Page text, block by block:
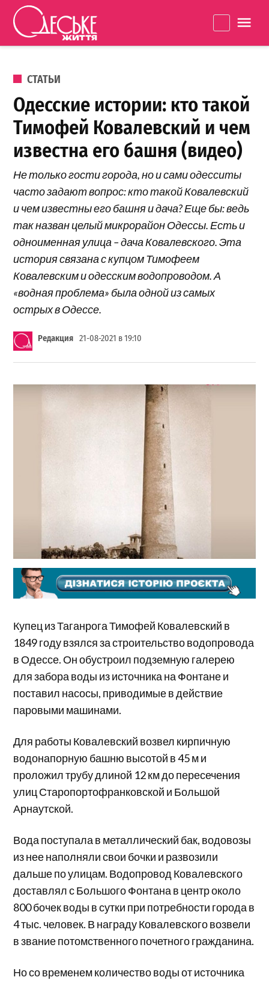
Перейти к содержанию
життя
ОПУБЛИКОВАНО В
СТАТЬИ
Одесские истории: кто такой
Тимофей Ковалевский и чем
известна его башня (видео)
Не только гости города, но и сами одесситы
часто задают вопрос: кто такой Ковалевский
и чем известны его башня и дача? Еще бы: ведь
так назван целый микрорайон Одессы. Есть и
одноименная улица – дача Ковалевского. Эта
история связана с купцом Тимофеем
Ковалевским и одесским водопроводом. А
«водная проблема» была одной из самых
острых в Одессе.
Редакция 21-08-2021 в 19:10
Купец из Таганрога Тимофей Ковалевский в
1849 году взялся за строительство водопровода
в Одессе. Он обустроил подземную галерею
для забора воды из источника на Фонтане и
поставил насосы, приводимые в действие
паровыми машинами.
Для работы Ковалевский возвел кирпичную
водонапорную башню высотой в 45 м и
проложил трубу длиной 12 км до пересечения
улиц Старопортофранковской и Большой
Арнаутской.
Вода поступала в металлический бак, водовозы
из нее наполняли свои бочки и развозили
дальше по улицам. Водопровод Ковалевского
доставлял с Большого Фонтана в центр около
800 бочек воды в сутки при потребности города в
4 тыс. человек. В награду Ковалевского возвели
в звание потомственного почетного гражданина.
Но со временем количество воды от источника